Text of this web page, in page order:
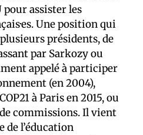
pour assister les
Une position qui
présidents, de
par Sarkozy ou
appelé à participer
(en 2004),
à Paris en 2015, ou
commissions. Il vient
de l’éducation